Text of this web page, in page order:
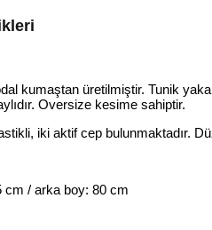
kumaştan üretilmiştir. Tunik yaka
Oversize kesime sahiptir.
iki aktif cep bulunmaktadır.
cm / arka boy: 80 cm